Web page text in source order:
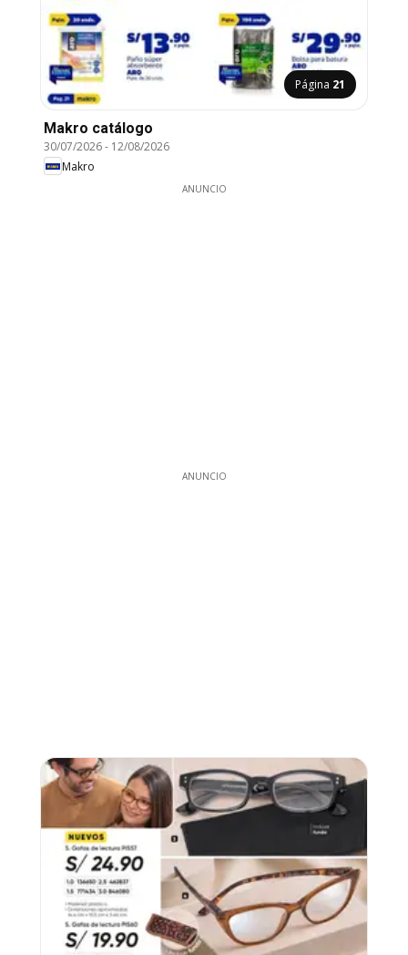
Página 21
Makro catálogo
30/07/2026- 12/08/2026
Makro
ANUNCIO
ANUNCIO